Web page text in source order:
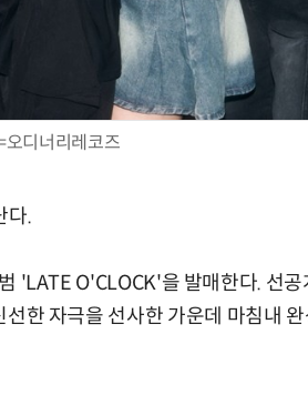
오디너리레코즈
다.
'LATE O'CLOCK'을 발매한다. 선
한 자극을 선사한 가운데 마침내